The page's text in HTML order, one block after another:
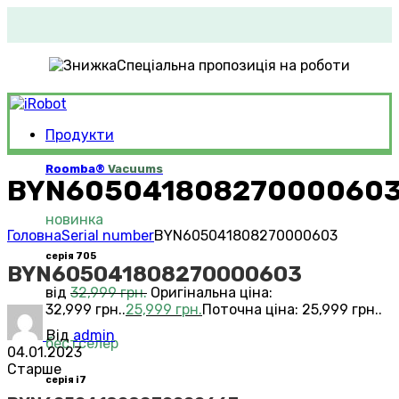
Спеціальна пропозиція на роботи
Продукти
Roomba® Vacuums
новинка
серія 705
від 32,999грн. Оригінальна ціна:
32,999 грн..25,999 грн.Поточна ціна: 25,999 грн..
бестселер
серія i7
ГоловнаSerial numberBYN605041808270000603
BYN605041808270000603
Від admin
04.01.2023
Старше